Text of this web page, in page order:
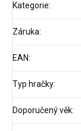
Kategorie:
Záruka:
EAN:
Typ hračky:
Doporučený věk: